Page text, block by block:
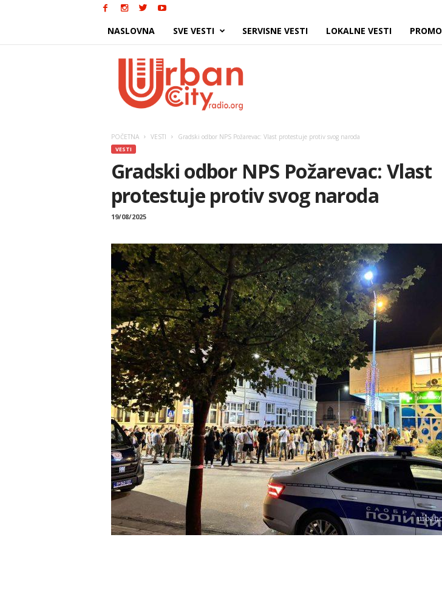
NASLOVNA SVE VESTI SERVISNE VESTI LOKALNE VESTI PROMO
POČETNA VESTI Gradski odbor NPS Požarevac: Vlast protestuje protiv svog naroda
VESTI
Gradski odbor NPS Požarevac: Vlast
protestuje protiv svog naroda
19/08/2025